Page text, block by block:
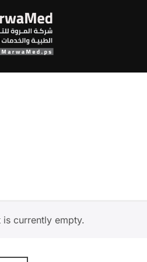
is currently empty.